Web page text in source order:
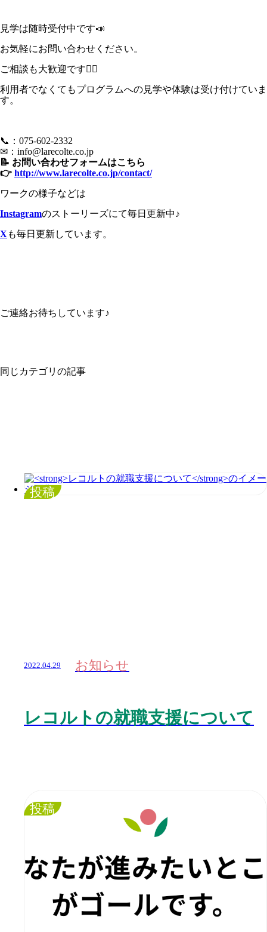
見学は随時受付中です📣
お気軽にお問い合わせください。
ご相談も大歓迎です🙋‍♀️
利用者でなくてもプログラムへの見学や体験は受け付けていま
す。
📞：075-602-2332
✉： info@larecolte.co.jp
📝 お問い合わせフォームはこちら
👉 http://www.larecolte.co.jp/contact/
ワークの様子などは
Instagramのストーリーズにて毎日更新中♪
X も毎日更新しています。
ご連絡お待ちしています♪
同じカテゴリの記事
投稿
2022.04.29 お知らせ
レコルトの就職支援について
投稿